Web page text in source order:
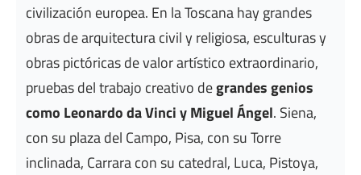
civilización europea. En la Toscana hay grandes
obras de arquitectura civil y religiosa, esculturas y
obras pictóricas de valor artístico extraordinario,
pruebas del trabajo creativo degrandes genios
como Leonardo da Vinci y Miguel Ángel. Siena,
con su plaza del Campo, Pisa, con su Torre
inclinada, Carrara con su catedral, Luca, Pistoya,